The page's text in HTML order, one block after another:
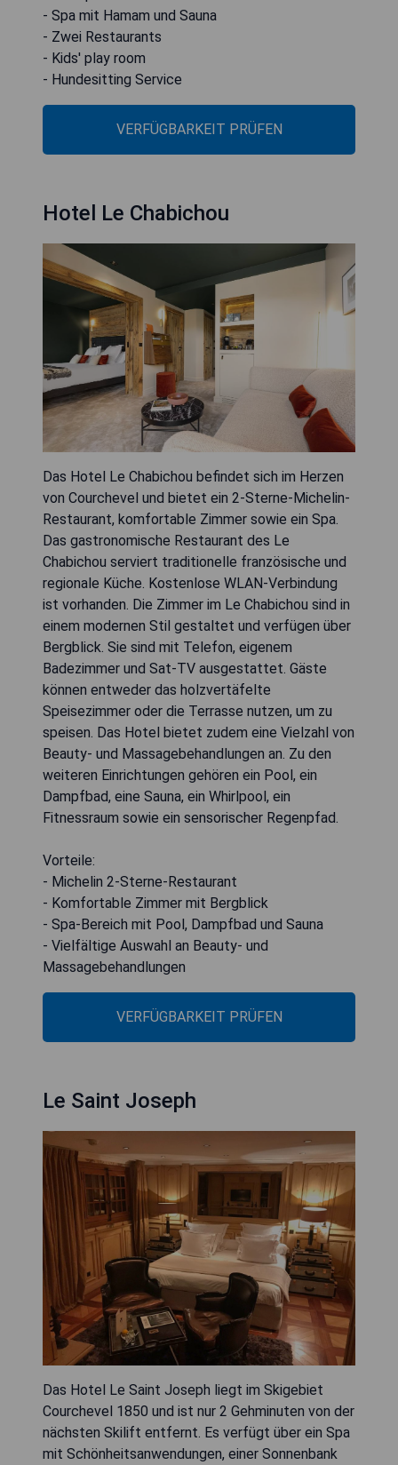
- Spa mit Hamam und Sauna
- Zwei Restaurants
- Kids' play room
- Hundesitting Service
VERFÜGBARKEIT PRÜFEN
Hotel Le Chabichou
Das Hotel Le Chabichou befindet sich im Herzen
von Courchevel und bietet ein 2-Sterne-Michelin-
Restaurant, komfortable Zimmer sowie ein Spa.
Das gastronomische Restaurant des Le
Chabichou serviert traditionelle französische und
regionale Küche. Kostenlose WLAN-Verbindung
ist vorhanden. Die Zimmer im Le Chabichou sind in
einem modernen Stil gestaltet und verfügen über
Bergblick. Sie sind mit Telefon, eigenem
Badezimmer und Sat-TV ausgestattet. Gäste
können entweder das holzvertäfelte
Speisezimmer oder die Terrasse nutzen, um zu
speisen. Das Hotel bietet zudem eine Vielzahl von
Beauty- und Massagebehandlungen an. Zu den
weiteren Einrichtungen gehören ein Pool, ein
Dampfbad, eine Sauna, ein Whirlpool, ein
Fitnessraum sowie ein sensorischer Regenpfad.
Vorteile:
- Michelin 2-Sterne-Restaurant
- Komfortable Zimmer mit Bergblick
- Spa-Bereich mit Pool, Dampfbad und Sauna
- Vielfältige Auswahl an Beauty- und
Massagebehandlungen
VERFÜGBARKEIT PRÜFEN
Le Saint Joseph
Das Hotel Le Saint Joseph liegt im Skigebiet
Courchevel 1850 und ist nur 2 Gehminuten von der
nächsten Skilift entfernt. Es verfügt über ein Spa
mit Schönheitsanwendungen, einer Sonnenbank